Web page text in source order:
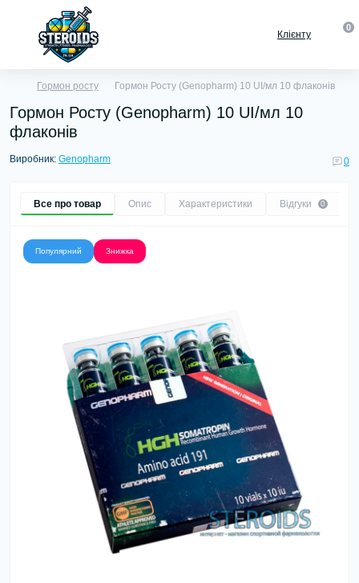
Клієнту
0
Гормон росту Гормон Росту (Genopharm) 10 UI/мл 10 флаконів
Гормон Росту (Genopharm) 10 UI/мл 10
флаконів
Виробник: Genopharm 0
Все про товар Опис Характеристики Відгуки 0
Популярний Знижка